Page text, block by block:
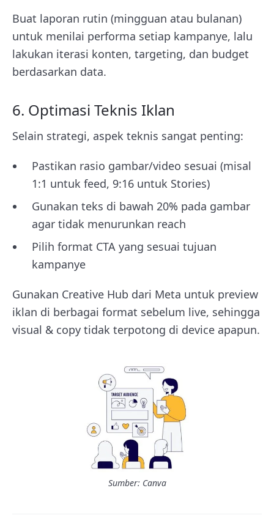
Buat laporan rutin (mingguan atau bulanan)
untuk menilai performa setiap kampanye, lalu
lakukan iterasi konten, targeting, dan budget
berdasarkan data.
6. Optimasi Teknis Iklan
Selain strategi, aspek teknis sangat penting:
Pastikan rasio gambar/video sesuai (misal
1:1 untuk feed, 9:16 untuk Stories)
Gunakan teks di bawah 20% pada gambar
agar tidak menurunkan reach
Pilih format CTA yang sesuai tujuan
kampanye
Gunakan Creative Hub dari Meta untuk preview
iklan di berbagai format sebelum live, sehingga
visual & copy tidak terpotong di device apapun.
Sumber: Canva